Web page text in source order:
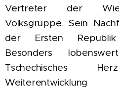
Vertreter der
Volksgruppe. Sein
der Ersten
Besonders
Tschechisches